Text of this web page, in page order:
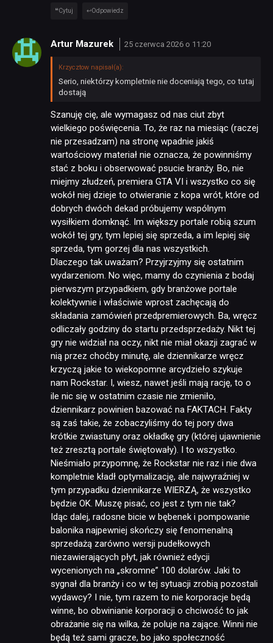
RECENZJE
PUBLICYSTYKA
KULTURA
RETRO
TECHNOLOGIE
DYSKUSJE
JUŻ GRALIŚMY
SKLEP
Cytuj Odpowiedz
Artur Mazurek 25 czerwca 2026 o 11:20
Krzycztow napisał(a):
Serio, niektórzy kompletnie nie doceniają tego, co tutaj
dostają
Szanuję cię, ale wymagasz od nas ciut zbyt
wielkiego poświęcenia. To, że raz na miesiąc (raczej
nie przesadzam) na stronę wpadnie jakiś
wartościowy materiał nie oznacza, że powinniśmy
stać z boku i obserwować psucie branży. Bo, nie
miejmy złudzeń, premiera GTA VI i wszystko co się
wokół niej dzieje to otwieranie z kopa wrót, które od
dobrych dwóch dekad próbujemy wspólnym
wysiłkiem domknąć. Im większy portale robią szum
wokół tej gry, tym lepiej się sprzeda, a im lepiej się
sprzeda, tym gorzej dla nas wszystkich.
Dlaczego tak uważam? Przyjrzyjmy się ostatnim
wydarzeniom. No więc, mamy do czynienia z bodaj
pierwszym przypadkiem, gdy branżowe portale
kolektywnie i właściwie wprost zachęcają do
składania zamówień przedpremierowych. Ba, wręcz
odliczały godziny do startu przedsprzedaży. Nikt tej
gry nie widział na oczy, nikt nie miał okazji zagrać w
nią przez choćby minutę, ale dziennikarze wręcz
krzyczą jakie to wiekopomne arcydzieło szykuje
nam Rockstar. I, wiesz, nawet jeśli mają rację, to o
ile nic się w ostatnim czasie nie zmieniło,
dziennikarz powinien bazować na FAKTACH. Fakty
są zaś takie, że zobaczyliśmy do tej pory dwa
krótkie zwiastuny oraz okładkę gry (której ujawnienie
też zresztą portale świętowały). I to wszystko.
Nieśmiało przypomnę, że Rockstar nie raz i nie dwa
kompletnie kładł optymalizację, ale najwyraźniej w
tym przypadku dziennikarze WIERZĄ, że wszystko
będzie OK. Muszę pisać, co jest z tym nie tak?
Idąc dalej, radosne bicie w bębenek i pompowanie
balonika najpewniej skończy się fenomenalną
sprzedażą zarówno wersji pudełkowych
niezawierających płyt, jak również edycji
wycenionych na „skromne” 100 dolarów. Jaki to
sygnał dla branży i co w tej sytuacji zrobią pozostali
wydawcy? I nie, tym razem to nie korporacje będą
winne, bo obwinianie korporacji o chciwość to jak
obrażanie się na wilka, że poluje na zające. Winni nie
będą też sami gracze, bo jako społeczność